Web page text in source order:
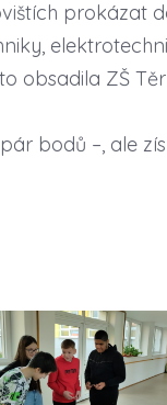
prokázat
obsadila ZŠ
bodů –, ale